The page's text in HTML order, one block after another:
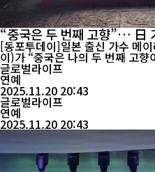
“중국은 두 번째 고향”… 日
공개 지지
[동포투데이]일본 출신 가수 메
이)가 “중국은 나의 두 번째 고향
지지한다”고 밝힌 발언이 중국
지난 18일 그녀가 웨이보에 올린
검색어에 오르며 중국 팬들의 지지를 받았다. 1992
현 쓰치우라에서 태어난 메...
글로벌라이프
연예
2025.11.20 20:43
글로벌라이프
연예
2025.11.20 20:43